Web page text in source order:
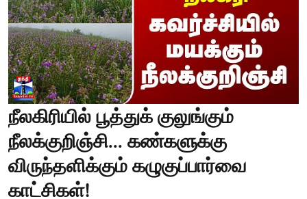
நீலகிரியில் பூத்துக் குலுங்கும்
நீலக்குறிஞ்சி... கண்களுக்கு
விருந்தளிக்கும் கழுகுப்பார்வை
காட்சிகள்!